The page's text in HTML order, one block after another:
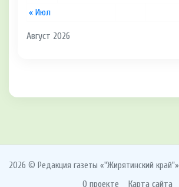
Август 2026
« Июл
2026 © Редакция газеты «"Жирятинский край"»
О проекте Карта сайта